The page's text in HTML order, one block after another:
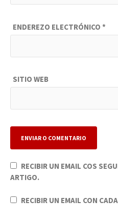
ENDEREZO ELECTRÓNICO *
SITIO WEB
RECIBIR UN EMAIL COS
ARTIGO.
RECIBIR UN EMAIL CON